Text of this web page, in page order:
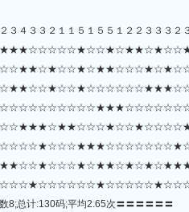
３４３３２１１５１５５１２２３３３２
8;总计:130码;平均2.65次〓〓〓〓〓〓